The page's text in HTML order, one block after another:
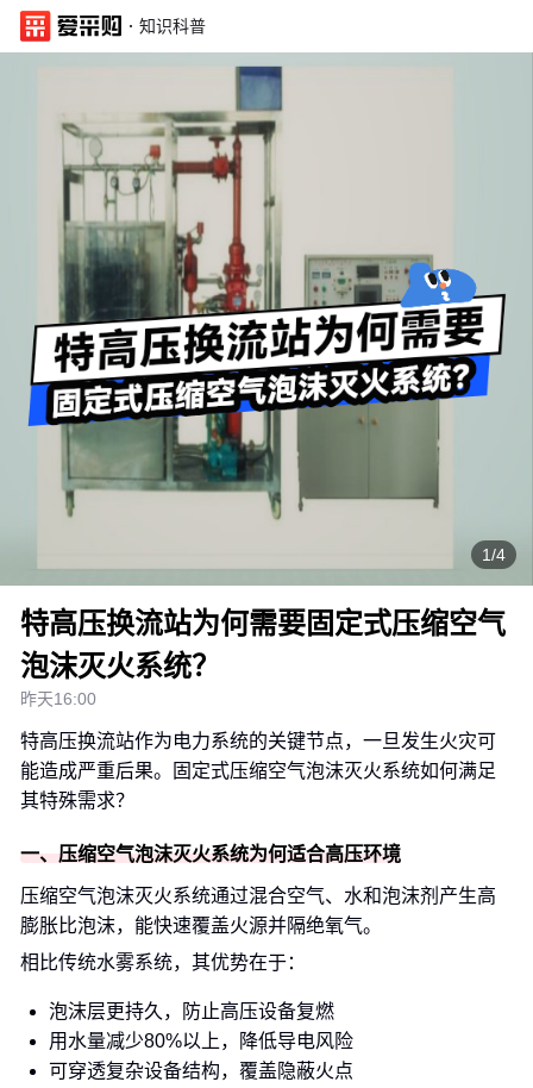
· 知识科普
1/4
特高压换流站为何需要固定式压缩空气
泡沫灭火系统？
昨天16:00
特高压换流站作为电力系统的关键节点，一旦发生火灾可
能造成严重后果。固定式压缩空气泡沫灭火系统如何满足
其特殊需求？
一、压缩空气泡沫灭火系统为何适合高压环境
压缩空气泡沫灭火系统通过混合空气、水和泡沫剂产生高
膨胀比泡沫，能快速覆盖火源并隔绝氧气。
相比传统水雾系统，其优势在于：
泡沫层更持久，防止高压设备复燃
用水量减少80%以上，降低导电风险
可穿透复杂设备结构，覆盖隐蔽火点